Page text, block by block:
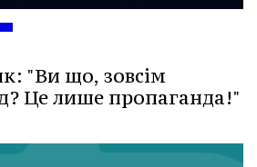
"Ви що, зовсім
Це лише пропаганда!"